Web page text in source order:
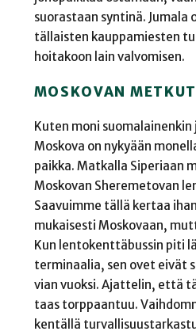
suorastaan syntinä. Jumala
tällaisten kauppamiesten
hoitakoon lain valvomisen.
MOSKOVAN METKUT
Kuten moni
Moskova on nykyään
paikka. Matkalla Siperiaan
Moskovan Sheremetovan
Saavuimme tällä kertaa
mukaisesti Moskovaan,
Kun lentokenttäbussin piti
terminaalia, sen ovet eivät
vian vuoksi. Ajattelin, että
taas torppaantuu.
kentällä